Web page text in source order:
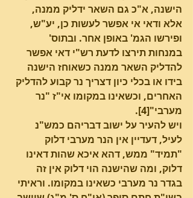
הישנה, א"כ גם השאר ידליק ממנה,
אלא ודאי אי אפשר לעשות כן, יע"ש,
ופירשו הגמ' באופן אחר. ובתוס'
במנחות תירצו לדעת רש"י דאי אפשר
להדליק השאר ממנה כשאוחז הישנה
בידו או בכלי כיון דצריך נר קבוע להדליק
האחרים, וכשאינו במקומו אי"ז "נר
מערבי"[4].
ויש להעיר על ישוב דבריהם כמש"נ
לעיל, דעדיין אין הנר מערבי דלוק
"תמיד" ממש, דהא איכא שהות דאינו
דלוק, ומה שהישנה הוי דלוק אין זה
בגדר נר מערבי כשאינו במקומו. וראיתי